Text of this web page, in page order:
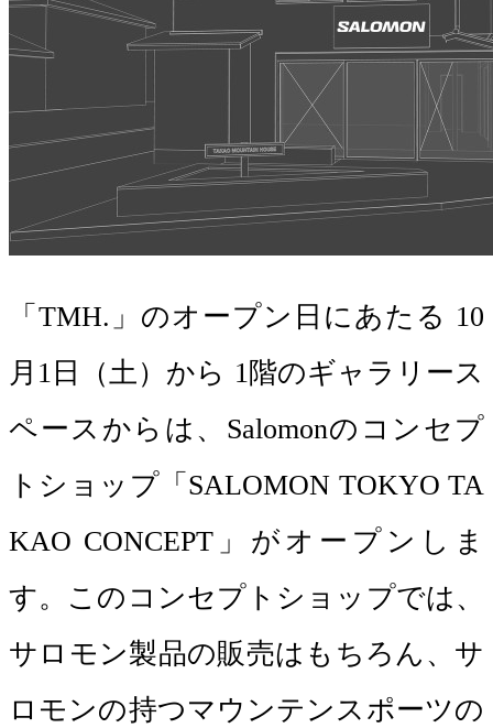
「TMH.」のオープン日にあたる 10
月1日（土）から 1階のギャラリース
ペースからは、Salomonのコンセプ
トショップ「SALOMON TOKYO TA
KAO CONCEPT」がオープンしま
す。このコンセプトショップでは、
サロモン製品の販売はもちろん、サ
ロモンの持つマウンテンスポーツの